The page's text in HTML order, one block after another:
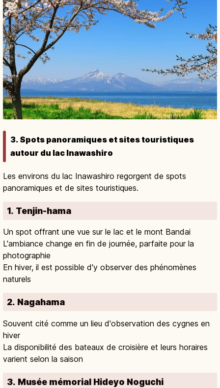
3. Spots panoramiques et sites touristiques
autour du lac Inawashiro
Les environs du lac Inawashiro regorgent de spots
panoramiques et de sites touristiques.
1. Tenjin-hama
Un spot offrant une vue sur le lac et le mont Bandai
L'ambiance change en fin de journée, parfaite pour la
photographie
En hiver, il est possible d'y observer des phénomènes
naturels
2. Nagahama
Souvent cité comme un lieu d'observation des cygnes en
hiver
La disponibilité des bateaux de croisière et leurs horaires
varient selon la saison
3. Musée mémorial Hideyo Noguchi